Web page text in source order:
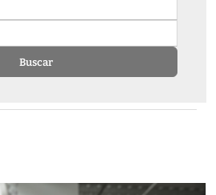
Buscar